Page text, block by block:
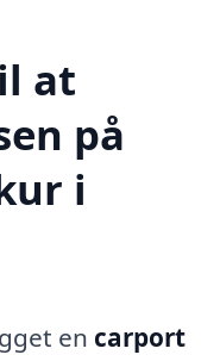
at
på
i
en carport